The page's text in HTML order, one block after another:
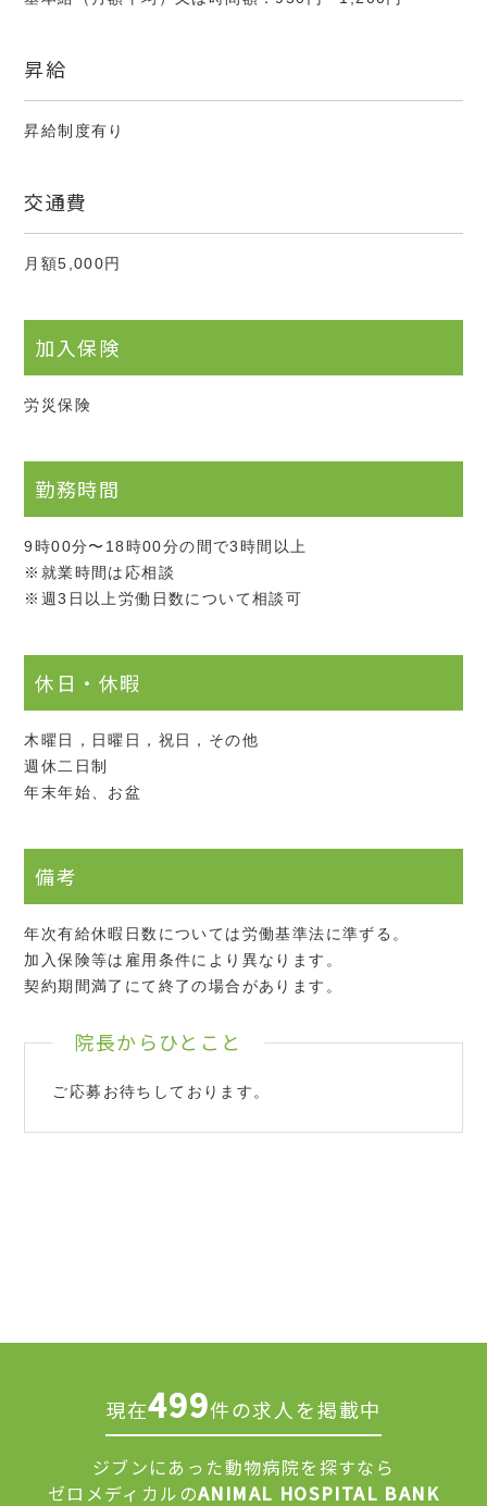
昇給
昇給制度有り
交通費
月額5,000円
加入保険
労災保険
勤務時間
9時00分〜18時00分の間で3時間以上
※就業時間は応相談
※週3日以上労働日数について相談可
休日・休暇
木曜日，日曜日，祝日，その他
週休二日制
年末年始、お盆
備考
年次有給休暇日数については労働基準法に準ずる。
加入保険等は雇用条件により異なります。
契約期間満了にて終了の場合があります。
院長からひとこと
ご応募お待ちしております。
現在499件の求人を掲載中
ジブンにあった動物病院を探すなら
ゼロメディカルのANIMAL HOSPITAL BANK